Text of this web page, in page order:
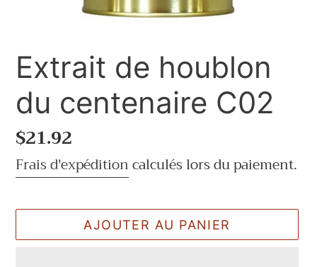
Extrait de houblon
du centenaire C02
Prix
normal
$21.92
Frais d'expéditioncalculés lors du paiement.
AJOUTER AU PANIER